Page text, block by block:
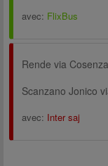
avec: FlixBus
Rende via
Scanzano Jonico
avec: Inter saj